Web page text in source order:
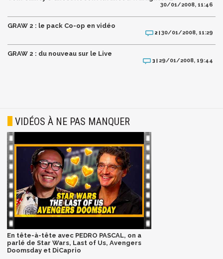
30/01/2008, 11:46
GRAW 2 : le pack Co-op en vidéo
2 |30/01/2008, 11:29
GRAW 2 : du nouveau sur le Live
3 | 29/01/2008, 19:44
VIDÉOS À NE PAS MANQUER
En tête-à-tête avec PEDRO PASCAL, on a
parlé de Star Wars, Last of Us, Avengers
Doomsday et DiCaprio